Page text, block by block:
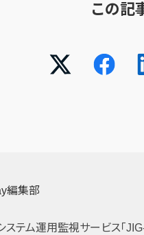
この記
編集部
テム運用監視サービス「